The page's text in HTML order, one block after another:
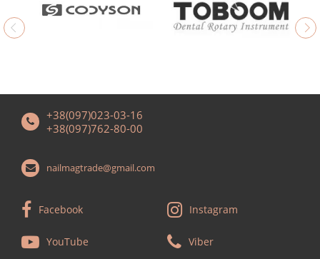
+38(097)023-03-16
+38(097)762-80-00
nailmagtrade@gmail.com
Facebook Instagram
YouTube Viber